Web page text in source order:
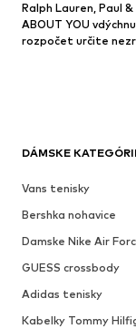
DÁMSKE
Vans tenisky
Bershka nohavice
Damske Nike Air
GUESS crossbody
Adidas tenisky
Kabelky Tommy
Ralph Lauren, Paul
ABOUT YOU
rozpočet určite